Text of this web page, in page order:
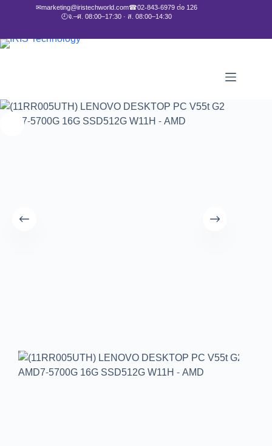
✉marketing@iristechworld.com☎02-843-6979 ต่อ 126
🕘จ.–ศ. 08:00–17:30 · ส. 08:00–14:30